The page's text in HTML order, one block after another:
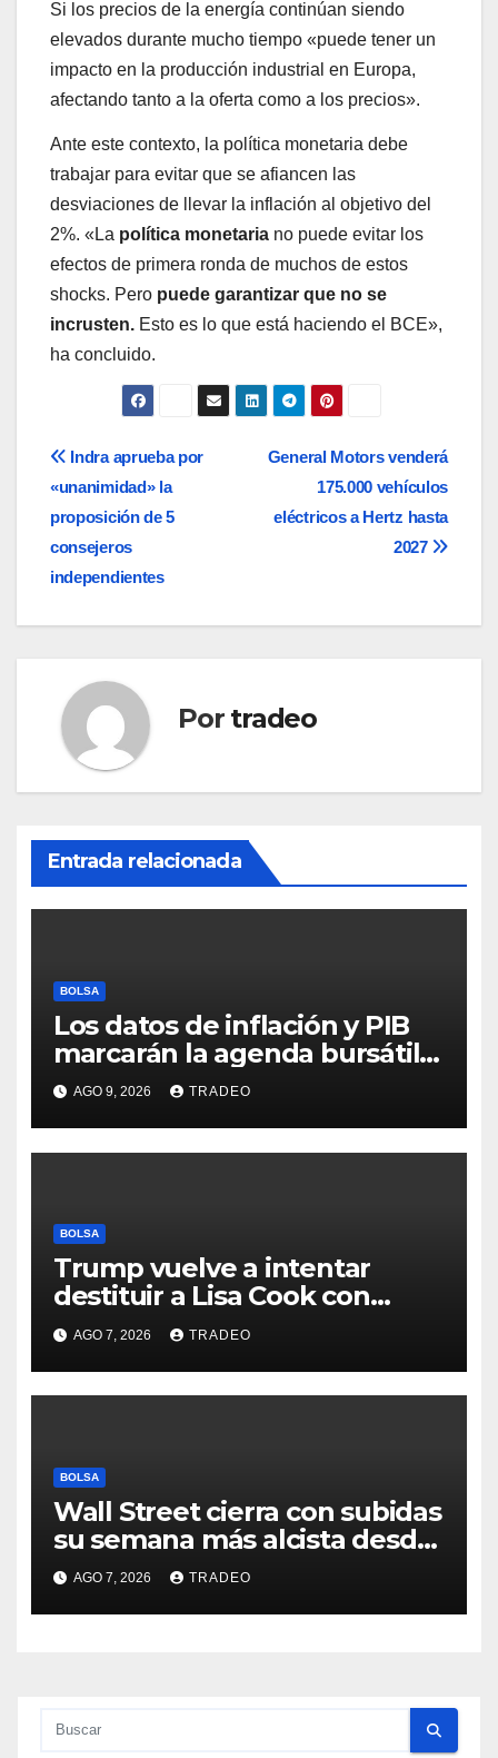
Si los precios de la energía continúan siendo
elevados durante mucho tiempo «puede tener un
impacto en la producción industrial en Europa,
afectando tanto a la oferta como a los precios».
Ante este contexto, la política monetaria debe
trabajar para evitar que se afiancen las
desviaciones de llevar la inflación al objetivo del
2%. «La política monetaria no puede evitar los
efectos de primera ronda de muchos de estos
shocks. Pero puede garantizar que no se
incrusten. Esto es lo que está haciendo el BCE»,
ha concluido.
Navegación
de
entradas
General Motors venderá
175.000 vehículos
eléctricos a Hertz hasta
2027
Indra aprueba por
«unanimidad» la
proposición de 5
consejeros
independientes
Por tradeo
Entrada relacionada
BOLSA
Los datos de inflación y PIB
marcarán la agenda bursátil
de la próxima semana
AGO 9, 2026 TRADEO
BOLSA
Trump vuelve a intentar
destituir a Lisa Cook con
acusaciones de fraude
hipotecario
AGO 7, 2026 TRADEO
BOLSA
Wall Street cierra con subidas
su semana más alcista desde
abril
AGO 7, 2026 TRADEO